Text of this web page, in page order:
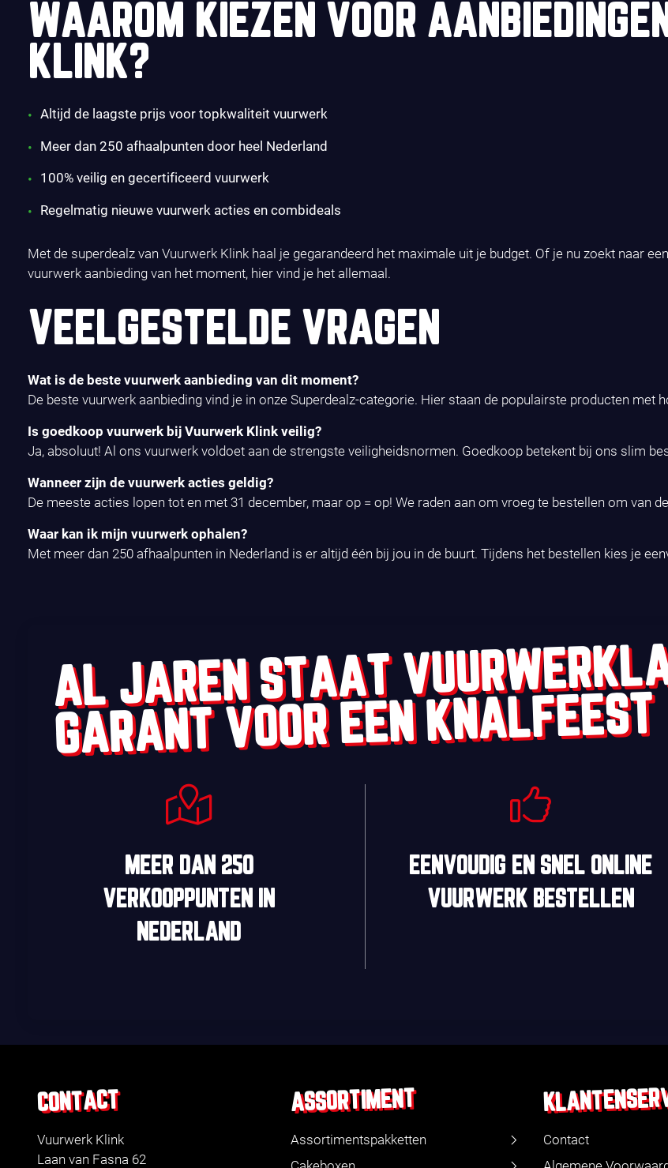
WAAROM KIEZEN VOOR
KLINK?
Altijd de laagste prijs voor topkwaliteit vuurwerk
Meer dan 250 afhaalpunten door heel Nederland
100% veilig en gecertificeerd vuurwerk
Regelmatig nieuwe vuurwerk acties en combideals
Met de superdealz van Vuurwerk Klink haal je gegarandeerd het maximale uit je budget. Of je nu zoekt naar
vuurwerk aanbieding van het moment, hier vind je het allemaal.
VEELGESTELDE VRAGEN
Wat is de beste vuurwerk aanbieding van dit moment?
De beste vuurwerk aanbieding vind je in onze Superdealz-categorie. Hier staan de populairste producten met
Is goedkoop vuurwerk bij Vuurwerk Klink veilig?
Ja, absoluut! Al ons vuurwerk voldoet aan de strengste veiligheidsnormen. Goedkoop betekent bij ons slim
Wanneer zijn de vuurwerk acties geldig?
De meeste acties lopen tot en met 31 december, maar op = op! We raden aan om vroeg te bestellen om van
Waar kan ik mijn vuurwerk ophalen?
Met meer dan 250 afhaalpunten in Nederland is er altijd één bij jou in de buurt. Tijdens het bestellen kies je
AL JAREN STAAT
GARANT VOOR EEN KNALFEEST
MEER DAN 250
VERKOOPPUNTEN
IN
NEDERLAND
EENVOUDIG EN SNELONLINE
VUURWERK BESTELLEN
CONTACT
Vuurwerk Klink
Laan van Fasna 62
ASSORTIMENT
Assortimentspakketten
Contact